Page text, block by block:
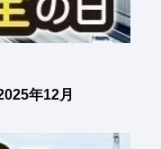
年12月